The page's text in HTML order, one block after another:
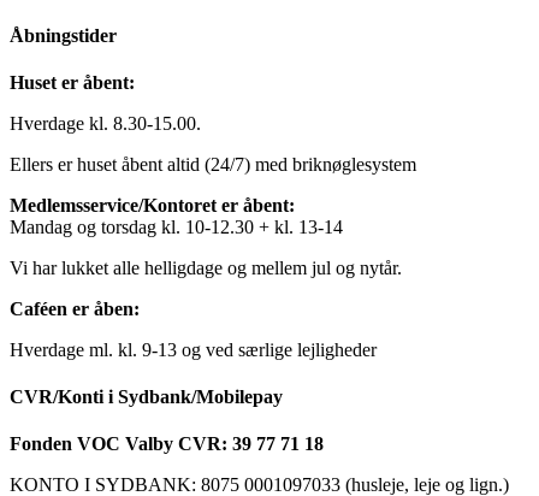
Åbningstider
Huset er åbent:
Hverdage kl. 8.30-15.00.
Ellers er huset åbent altid (24/7) med briknøglesystem
Medlemsservice/Kontoret er åbent:
Mandag og torsdag kl. 10-12.30 + kl. 13-14
Vi har lukket alle helligdage og mellem jul og nytår.
Caféen er åben:
Hverdage ml. kl. 9-13 og ved særlige lejligheder
CVR/Konti i Sydbank/Mobilepay
Fonden VOC Valby CVR: 39 77 71 18
KONTO I SYDBANK: 8075 0001097033 (husleje, leje og lign.)